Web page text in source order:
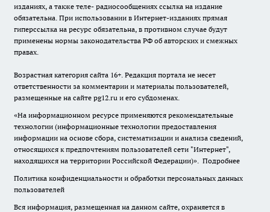
изданиях, а также теле- радиосообщениях ссылка на издание
обязательна. При использовании в Интернет-изданиях прямая
гиперссылка на ресурс обязательна, в противном случае будут
применены нормы законодательства РФ об авторских и смежных
правах.
Возрастная категория сайта 16+. Редакция портала не несет
ответственности за комментарии и материалы пользователей,
размещенные на сайте pg12.ru и его субдоменах.
«На информационном ресурсе применяются рекомендательные
технологии (информационные технологии предоставления
информации на основе сбора, систематизации и анализа сведений,
относящихся к предпочтениям пользователей сети "Интернет",
находящихся на территории Российской Федерации)». Подробнее
Политика конфиденциальности и обработки персональных данных
пользователей
Вся информация, размещенная на данном сайте, охраняется в